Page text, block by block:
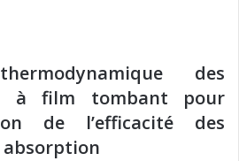
des
à film tombant pour
de l’efficacité des
absorption